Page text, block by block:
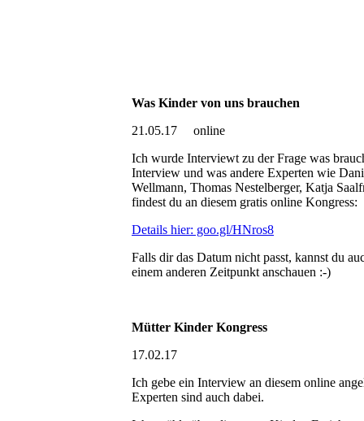
Was Kinder von uns brauchen
21.05.17 online
Ich wurde Interviewt zu der Frage was
Interview und was andere Experten wie
Wellmann, Thomas Nestelberger, Katja
findest du an diesem gratis online Kongress:
Details hier: goo.gl/HNros8
Falls dir das Datum nicht passt, kannst du
einem anderen Zeitpunkt anschauen :-)
Mütter Kinder Kongress
17.02.17
Ich gebe ein Interview an diesem online
Experten sind auch dabei.